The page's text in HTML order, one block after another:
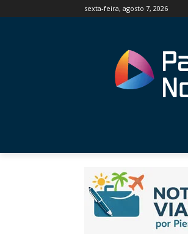
sexta-feira, agosto 7, 2026